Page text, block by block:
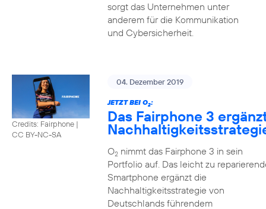
sorgt das Unternehmen unter
anderem für die Kommunikation
und Cybersicherheit.
Credits: Fairphone |
CC BY-NC-SA
04. Dezember 2019
JETZT BEI O2:
Das Fairphone 3
O2nimmt das Fairphone 3 in sein
Portfolio auf. Das leicht zu
Smartphone ergänzt die
Nachhaltigkeitsstrategie von
Deutschlands führendem